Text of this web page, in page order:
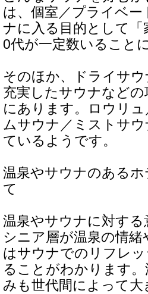
は、個室／プライベ
ナに入る目的として
0代が一定数いること
そのほか、ドライサ
充実したサウナなど
にあります。ロウリ
ムサウナ／ミストサ
ているようです。
温泉やサウナのある
て
温泉やサウナに対す
シニア層が温泉の情
はサウナでのリフレ
ることがわかります
みも世代間によって